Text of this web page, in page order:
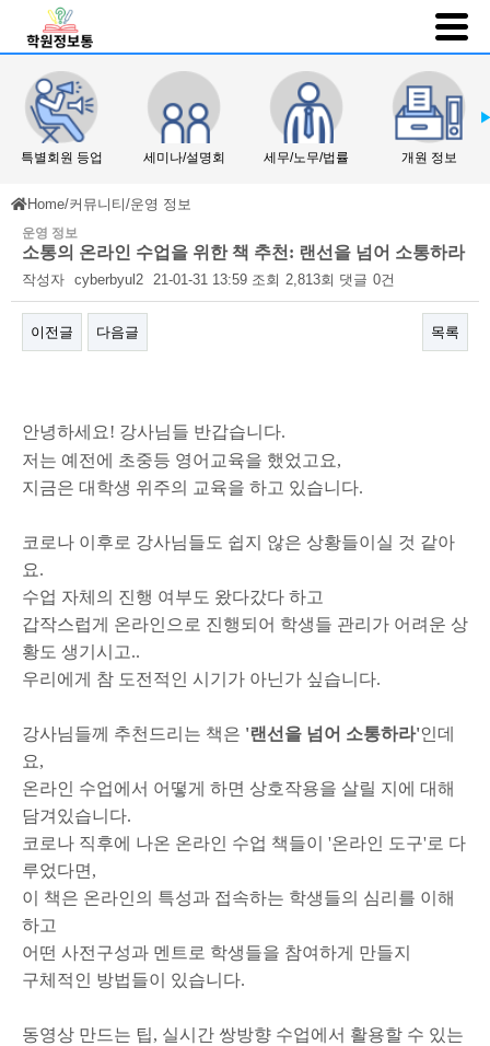
특별회원 등업 세미나/설명회 세무/노무/법률 개원 정보
Home/커뮤니티/운영 정보
운영 정보
소통의 온라인 수업을 위한 책 추천: 랜선을 넘어 소통하라
작성자 cyberbyul2 21-01-31 13:59 조회 2,813회 댓글 0건
이전글 다음글 목록
안녕하세요! 강사님들 반갑습니다.
저는 예전에 초중등 영어교육을 했었고요,
지금은 대학생 위주의 교육을 하고 있습니다.
코로나 이후로 강사님들도 쉽지 않은 상황들이실 것 같아
요.
수업 자체의 진행 여부도 왔다갔다 하고
갑작스럽게 온라인으로 진행되어 학생들 관리가 어려운 상
황도 생기시고..
우리에게 참 도전적인 시기가 아닌가 싶습니다.
강사님들께 추천드리는 책은 '랜선을 넘어 소통하라'인데
요,
온라인 수업에서 어떻게 하면 상호작용을 살릴 지에 대해
담겨있습니다.
코로나 직후에 나온 온라인 수업 책들이 '온라인 도구'로 다
루었다면,
이 책은 온라인의 특성과 접속하는 학생들의 심리를 이해
하고
어떤 사전구성과 멘트로 학생들을 참여하게 만들지
구체적인 방법들이 있습니다.
동영상 만드는 팁, 실시간 쌍방향 수업에서 활용할 수 있는